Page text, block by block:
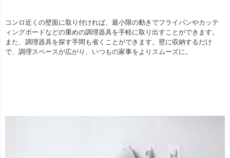
コンロ近くの壁面に取り付ければ、最小限の動きでフライパンやカッテ
ィングボードなどの重めの調理器具を手軽に取り出すことができます。
また、調理器具を探す手間も省くことができます。壁に収納するだけ
で、調理スペースが広がり、いつもの家事をよりスムーズに。